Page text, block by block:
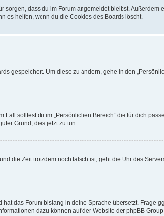
sorgen, dass du im Forum angemeldet bleibst.
es helfen, wenn du die Cookies des Boards löscht.
gespeichert. Um diese zu ändern, gehe in den
solltest du im „Persönlichen Bereich“ die für dich
Grund, dies jetzt zu tun.
die Zeit trotzdem noch falsch ist, geht die Uhr des
das Forum bislang in deine Sprache übersetzt. Frage
dazu können auf der Website der phpBB